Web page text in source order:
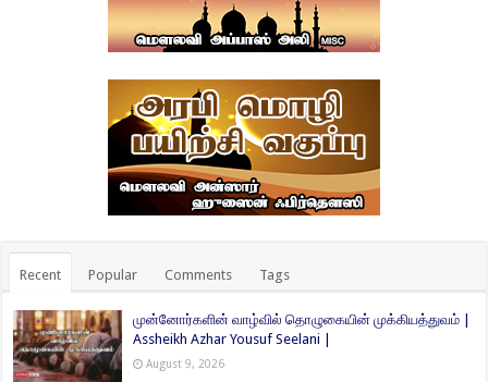
Recent Popular Comments Tags
முன்னோர்களின் வாழ்வில் தொழுகையின் முக்கியத்துவம் |
Assheikh Azhar Yousuf Seelani |
August 9, 2026